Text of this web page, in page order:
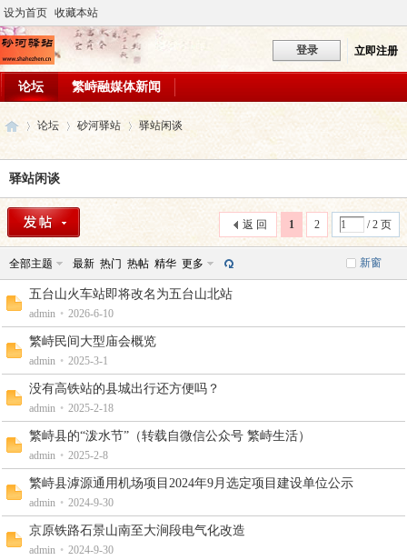
设为首页 收藏本站
登录 立即注册
论坛 繁峙融媒体新闻
论坛 砂河驿站 驿站闲谈
驿站闲谈
1 2 / 2 页
返 回
新窗
全部主题 最新 热门 热帖 精华 更多
五台山火车站即将改名为五台山北站
admin • 2026-6-10
繁峙民间大型庙会概览
admin • 2025-3-1
没有高铁站的县城出行还方便吗？
admin • 2025-2-18
繁峙县的“泼水节”（转载自微信公众号 繁峙生活）
admin • 2025-2-8
繁峙县滹源通用机场项目2024年9月选定项目建设单位公示
admin • 2024-9-30
京原铁路石景山南至大涧段电气化改造
admin • 2024-9-30